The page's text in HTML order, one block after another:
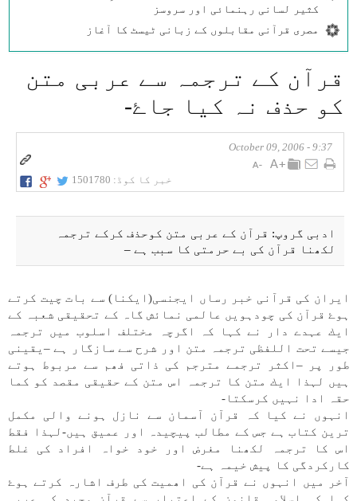
کثیر لسانی رہنمائی اور سروسز
مصری قرآنی مقابلوں کے زبانی ٹیسٹ کا آغاز
قرآن كے ترجمہ سے عربی متن
كو حذف نہ كيا جاۓ-
9:37 - October 09, 2006
خبر کا کوڈ: 1501780
ادبی گروپ: قرآن كے عربی متن كوحذف كركے ترجمہ
لكھنا قرآن كی بے حرمتی كا سبب ہے –
ايران كی قرآنی خبر رساں ايجنسی(ايكنا) سے بات چيت كرتے
ہوۓ قرآن كی چودہویں عالمی نماﺋش گاہ كے تحقيقی شعبہ كے
ايك عہدے دار نے كہا كہ اگرچہ مختلف اسلوب میں ترجمہ
جيسے تحت اللفظی ترجمہ متن اور شرح سے سازگار ہے –يقينی
طور پر –اكثر ترجمے مترجم كی ذاتی فھم سے مربوط ہوتے
ہیں لہذا ايك متن كا ترجمہ اس متن كے حقيقی مقصد كو كما
حقہ ادا نہیں كرسكتا-
انہوں نے كيا كہ قرآن آسمان سے نازل ہونے والی مكمل
ترين كتاب ہے جس كے مطالب پيچيدہ اور عميق ہیں-لہذا فقط
اس كا ترجمہ لكھنا مغرض اور خود خواہ افراد كی غلط
كاركردگی كا پيش خيمہ ہے-
آخر میں انہوں نے قرآن كی اھميت كی طرف اشارہ كرتے ہوۓ